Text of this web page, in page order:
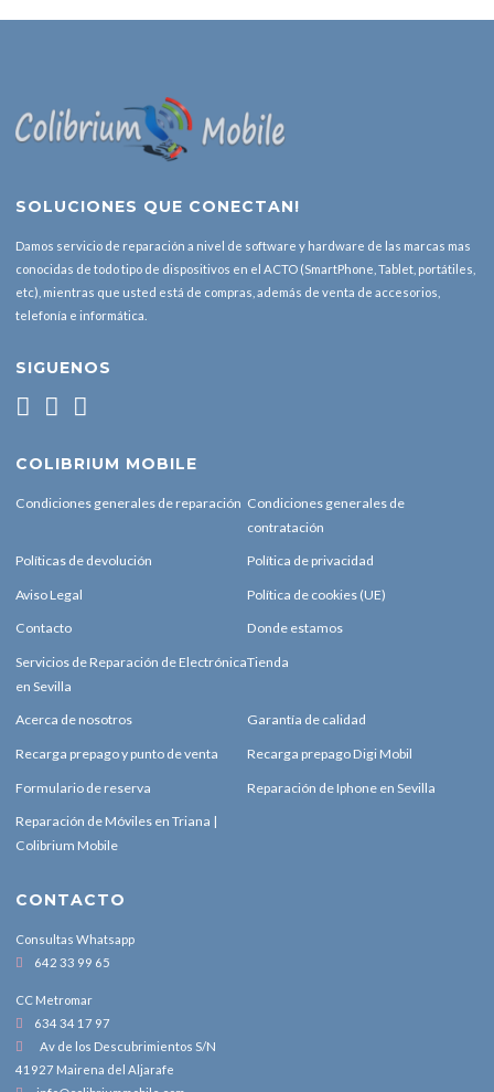
SOLUCIONES QUE CONECTAN!
Damos servicio de reparación a nivel de software y hardware de las marcas mas
conocidas de todo tipo de dispositivos en el ACTO (SmartPhone, Tablet, portátiles,
etc), mientras que usted está de compras, además de venta de accesorios,
telefonía e informática.
SIGUENOS
COLIBRIUM MOBILE
Condiciones generales de reparación Condiciones generales de
contratación
Políticas de devolución Política de privacidad
Aviso Legal Política de cookies (UE)
Contacto Donde estamos
Servicios de Reparación de Electrónica
en Sevilla
Tienda
Acerca de nosotros Garantía de calidad
Recarga prepago y punto de venta Recarga prepago Digi Mobil
Formulario de reserva Reparación de Iphone en Sevilla
Reparación de Móviles en Triana |
Colibrium Mobile
CONTACTO
Consultas Whatsapp
642 33 99 65
CC Metromar
634 34 17 97
Av de los Descubrimientos S/N
41927 Mairena del Aljarafe